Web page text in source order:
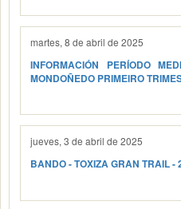
martes, 8 de abril de 2025
INFORMACIÓN PERÍODO
MONDOÑEDO PRIMEIRO
jueves, 3 de abril de 2025
BANDO - TOXIZA GRAN TRAIL -